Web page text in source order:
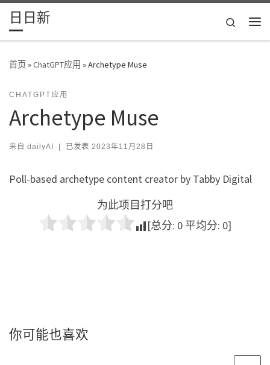
Skip to content
日日新
Search
首页»ChatGPT应用 »Archetype Muse
CHATGPT应用
Archetype Muse
来自 dailyAI | 已发表 2023年11月28日
Poll-based archetype content creator by Tabby Digital
为此项目打分吧
[总分: 0 平均分: 0]
你可能也喜欢